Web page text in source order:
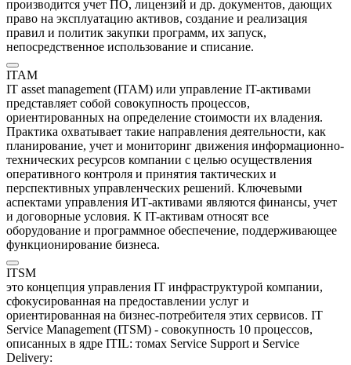
производится учет ПО, лицензий и др. документов, дающих
право на эксплуатацию активов, создание и реализация
правил и политик закупки программ, их запуск,
непосредственное использование и списание.
ITAM
IT asset management (ITAM) или управление IT-активами
представляет собой совокупность процессов,
ориентированных на определение стоимости их владения.
Практика охватывает такие направления деятельности, как
планирование, учет и мониторинг движения информационно-
технических ресурсов компании с целью осуществления
оперативного контроля и принятия тактических и
перспективных управленческих решений. Ключевыми
аспектами управления ИТ-активами являются финансы, учет
и договорные условия. К IT-активам относят все
оборудование и программное обеспечение, поддерживающее
функционирование бизнеса.
ITSM
это концепция управления IТ инфраструктурой компании,
сфокусированная на предоставлении услуг и
ориентированная на бизнес-потребителя этих сервисов. IT
Service Management (ITSM) - совокупность 10 процессов,
описанных в ядре ITIL: томах Service Support и Service
Delivery: